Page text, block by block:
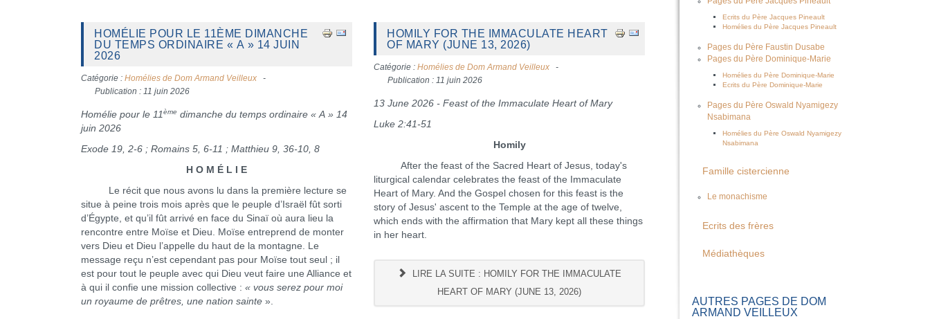
HOMÉLIE POUR LE 11ÈME DIMANCHE
DU TEMPS ORDINAIRE « A » 14 JUIN
2026
Catégorie : Homélies de Dom Armand Veilleux
Publication : 11 juin 2026
Homélie pour le 11ème dimanche du temps ordinaire « A » 14
juin 2026
Exode 19, 2-6 ; Romains 5, 6-11 ; Matthieu 9, 36-10, 8
H O M É L I E
Le récit que nous avons lu dans la première lecture se
situe à peine trois mois après que le peuple d’Israël fût sorti
d’Égypte, et qu’il fût arrivé en face du Sinaï où aura lieu la
rencontre entre Moïse et Dieu. Moïse entreprend de monter
vers Dieu et Dieu l’appelle du haut de la montagne. Le
message reçu n’est cependant pas pour Moïse tout seul ; il
est pour tout le peuple avec qui Dieu veut faire une Alliance et
à qui il confie une mission collective : « vous serez pour moi
un royaume de prêtres, une nation sainte ».
HOMILY FOR THE IMMACULATE HEART
OF MARY (JUNE 13, 2026)
Catégorie :Homélies de Dom Armand Veilleux
Publication : 11 juin 2026
13 June 2026 - Feast of the Immaculate Heart of Mary
Luke 2:41-51
Homily
After the feast of the Sacred Heart of Jesus, today's
liturgical calendar celebrates the feast of the Immaculate
Heart of Mary. And the Gospel chosen for this feast is the
story of Jesus' ascent to the Temple at the age of twelve,
which ends with the affirmation that Mary kept all these things
in her heart.
LIRE LA SUITE : HOMILY FOR THE IMMACULATE
HEART OF MARY (JUNE 13, 2026)
Ecrits du Père Jacques Pineault
Homélies du Père Jacques Pineault
Pages du Père Faustin Dusabe
Pages du Père Dominique-Marie
Homélies du Père Dominique-Marie
Ecrits du Père Dominique-Marie
Pages du Père Oswald Nyamigezy
Nsabimana
Homélies du Père Oswald Nyamigezy
Nsabimana
Famille cistercienne
Le monachisme
Ecrits des frères
Médiathèques
AUTRES PAGES DE DOM
ARMAND VEILLEUX